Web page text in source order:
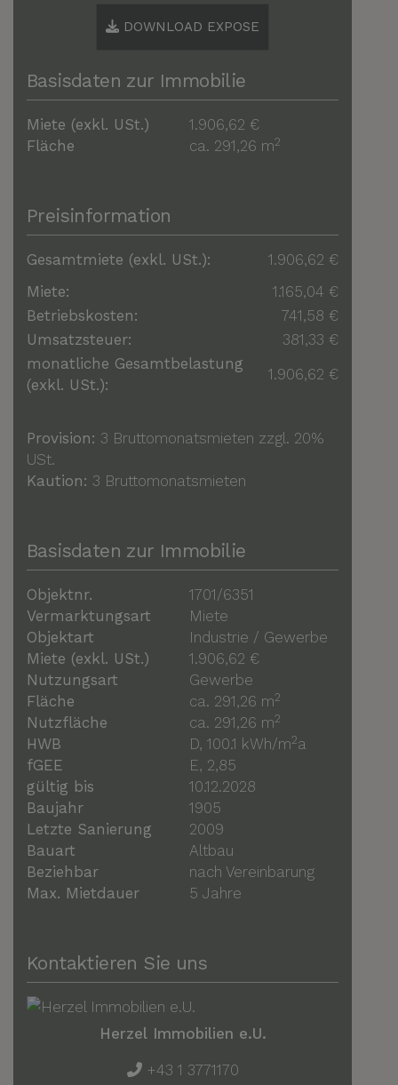
DOWNLOAD EXPOSE
Basisdaten zur Immobilie
Miete (exkl. USt.)
1.906,62 €
Fläche
ca. 291,26 m2
Preisinformation
Gesamtmiete (exkl. USt.):
1.906,62 €
Miete:
1.165,04 €
Betriebskosten:
741,58 €
Umsatzsteuer:
381,33 €
monatliche Gesamtbelastung
(exkl. USt.):
1.906,62 €
Provision: 3 Bruttomonatsmieten zzgl. 20%
USt.
Kaution: 3 Bruttomonatsmieten
Basisdaten zur Immobilie
Objektnr.
1701/6351
Vermarktungsart
Miete
Objektart
Industrie / Gewerbe
Miete (exkl. USt.)
1.906,62 €
Nutzungsart
Gewerbe
Fläche
ca. 291,26 m2
Nutzfläche ca. 291,26 m2
HWB D, 100.1 kWh/m2a
fGEE
E, 2,85
gültig bis
10.12.2028
Baujahr
1905
Letzte Sanierung
2009
Bauart
Altbau
Beziehbar
nach Vereinbarung
Max. Mietdauer
5 Jahre
Kontaktieren Sie uns
Herzel Immobilien e.U.
+43 1 3771170